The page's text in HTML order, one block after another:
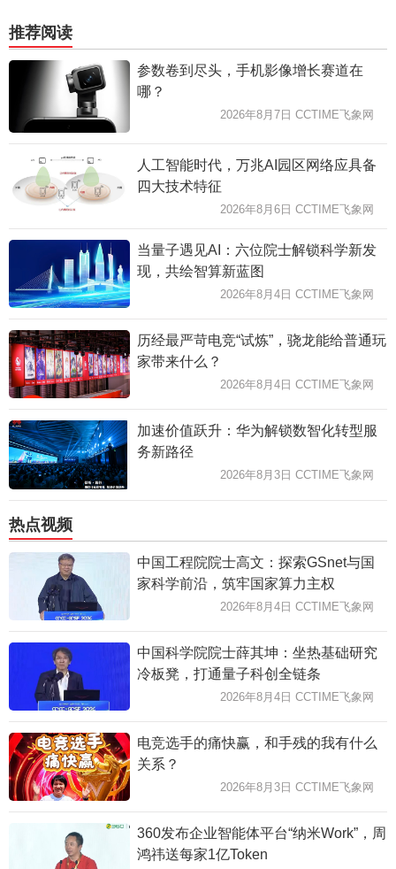
推荐阅读
参数卷到尽头，手机影像增长赛道在
哪？
2026年8月7日 CCTIME飞象网
人工智能时代，万兆AI园区网络应具备
四大技术特征
2026年8月6日 CCTIME飞象网
当量子遇见AI：六位院士解锁科学新发
现，共绘智算新蓝图
2026年8月4日 CCTIME飞象网
历经最严苛电竞“试炼”，骁龙能给普通玩
家带来什么？
2026年8月4日 CCTIME飞象网
加速价值跃升：华为解锁数智化转型服
务新路径
2026年8月3日 CCTIME飞象网
热点视频
中国工程院院士高文：探索GSnet与国
家科学前沿，筑牢国家算力主权
2026年8月4日 CCTIME飞象网
中国科学院院士薛其坤：坐热基础研究
冷板凳，打通量子科创全链条
2026年8月4日 CCTIME飞象网
电竞选手的痛快赢，和手残的我有什么
关系？
2026年8月3日 CCTIME飞象网
360发布企业智能体平台“纳米Work”，周
鸿祎送每家1亿Token